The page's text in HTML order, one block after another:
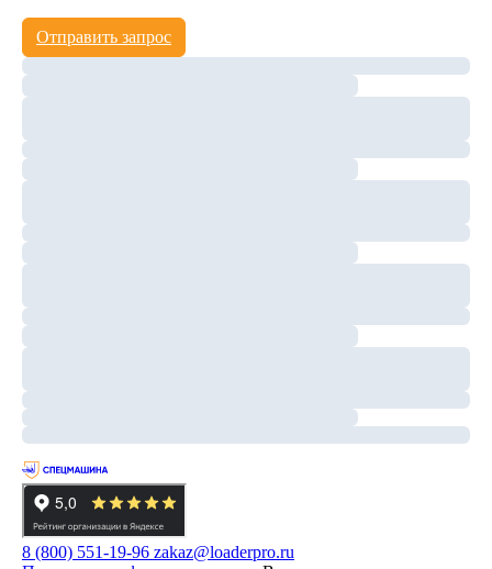
Отправить запрос
8 (800) 551-19-96 zakaz@loaderpro.ru